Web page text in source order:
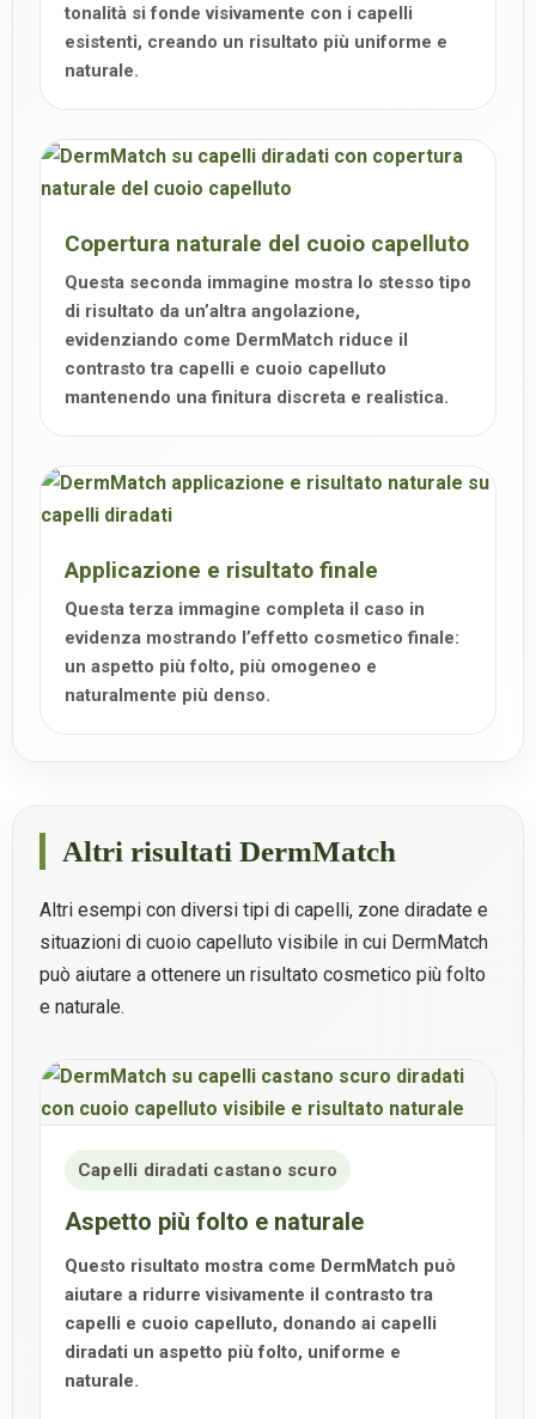
tonalità si fonde visivamente con i capelli
esistenti, creando un risultato più uniforme e
naturale.
Copertura naturale del cuoio capelluto
Questa seconda immagine mostra lo stesso tipo
di risultato da un’altra angolazione,
evidenziando come DermMatch riduce il
contrasto tra capelli e cuoio capelluto
mantenendo una finitura discreta e realistica.
Applicazione e risultato finale
Questa terza immagine completa il caso in
evidenza mostrando l’effetto cosmetico finale:
un aspetto più folto, più omogeneo e
naturalmente più denso.
Altri risultati DermMatch
Altri esempi con diversi tipi di capelli, zone diradate e
situazioni di cuoio capelluto visibile in cui DermMatch
può aiutare a ottenere un risultato cosmetico più folto
e naturale.
Capelli diradati castano scuro
Aspetto più folto e naturale
Questo risultato mostra come DermMatch può
aiutare a ridurre visivamente il contrasto tra
capelli e cuoio capelluto, donando ai capelli
diradati un aspetto più folto, uniforme e
naturale.